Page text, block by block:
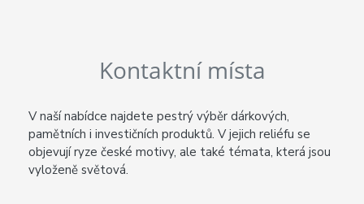
Kontaktní místa
V naší nabídce najdete pestrý výběr dárkových,
pamětních i investičních produktů. V jejich reliéfu se
objevují ryze české motivy, ale také témata, která jsou
vyloženě světová.